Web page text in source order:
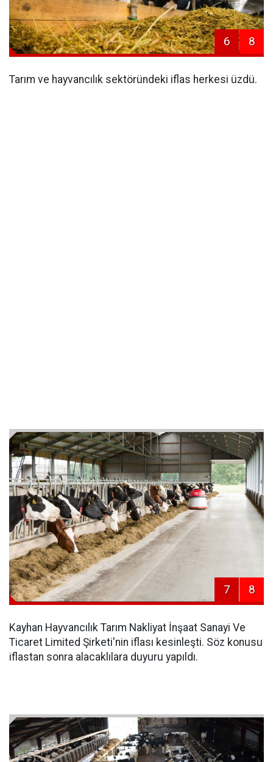
6 8
Tarım ve hayvancılık sektöründeki iflas herkesi üzdü.
7 8
Kayhan Hayvancılık Tarım Nakliyat İnşaat Sanayi Ve
Ticaret Limited Şirketi'nin iflası kesinleşti. Söz konusu
iflastan sonra alacaklılara duyuru yapıldı.